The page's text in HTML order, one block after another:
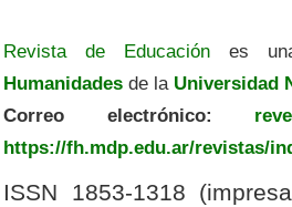
Revista de Educación es
Humanidades de la Universidad
Correo electrónico:
https://fh.mdp.edu.ar/revistas/
ISSN 1853-1318